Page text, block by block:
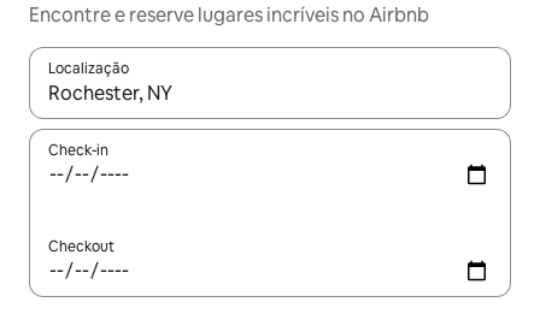
Encontre e reserve lugares incríveis no Airbnb
Localização
Quando os resultados estiverem disponíveis, explore-os
Check-in
Checkout